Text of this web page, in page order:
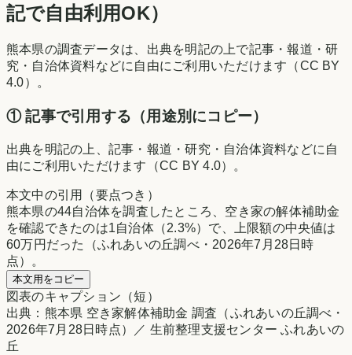
記で自由利用OK）
熊本県の調査データは、出典を明記の上で記事・報道・研
究・自治体資料などに自由にご利用いただけます（CC BY
4.0）。
① 記事で引用する（用途別にコピー）
出典を明記の上、記事・報道・研究・自治体資料などに自
由にご利用いただけます（CC BY 4.0）。
本文中の引用（要点つき）
熊本県の44自治体を調査したところ、空き家の解体補助金
を確認できたのは1自治体（2.3%）で、上限額の中央値は
60万円だった（ふれあいの丘調べ・2026年7月28日時
点）。
本文用をコピー
図表のキャプション（短）
出典：熊本県 空き家解体補助金 調査（ふれあいの丘調べ・
2026年7月28日時点）／ 生前整理支援センター ふれあいの
丘